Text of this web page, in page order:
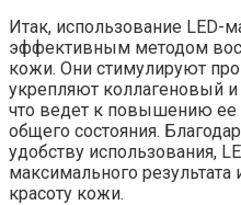
Итак, использование LED-
эффективным методом
кожи. Они стимулируют
укрепляют коллагеновый
что ведет к повышению ее
общего состояния.
удобству использования,
максимального результата
красоту кожи.